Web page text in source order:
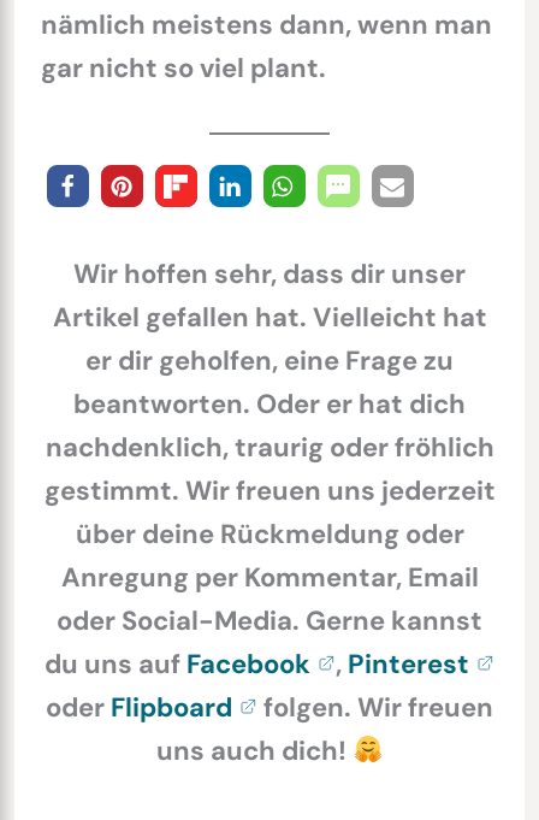
nämlich meistens dann, wenn man
gar nicht so viel plant.
Wir hoffen sehr, dass dir unser
Artikel gefallen hat. Vielleicht hat
er dir geholfen, eine Frage zu
beantworten. Oder er hat dich
nachdenklich, traurig oder fröhlich
gestimmt. Wir freuen uns jederzeit
über deine Rückmeldung oder
Anregung per Kommentar, Email
oder Social-Media. Gerne kannst
du uns auf Facebook , Pinterest
oder Flipboard
folgen. Wir freuen
uns auch dich!